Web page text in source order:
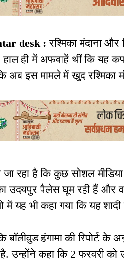
desk : रश्मिका मंदाना और
हाल ही में अफवाहें थीं कि यह
अब इस मामले में खुद रश्मिका
जा रहा है कि कुछ सोशल
उदयपुर पैलेस घूम रही हैं और
में यह भी कहा गया कि यह
बॉलीवुड हंगामा की रिपोर्ट
उन्होंने कहा कि 2 फरवरी को